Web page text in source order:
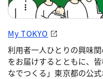
My TOKYO
利用者一人ひとりの興味
をお届けするとともに、
なでつくる」東京都の公式